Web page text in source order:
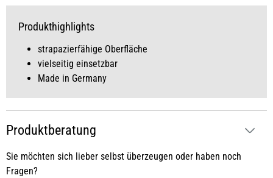
Produkthighlights
strapazierfähige Oberfläche
vielseitig einsetzbar
Made in Germany
Produktberatung
Sie möchten sich lieber selbst überzeugen oder haben noch
Fragen?